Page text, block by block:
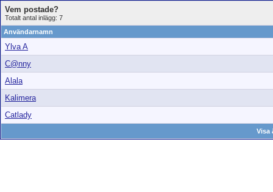
Vem postade?
Totalt antal inlägg: 7
Användarnamn
Ylva A
C@nny
Alala
Kalimera
Catlady
Visa